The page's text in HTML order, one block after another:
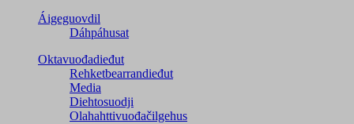
Áigeguovdil
Dáhpáhusat
Oktavuođadieđut
Rehketbearrandieđut
Media
Diehtosuodji
Olahahttivuođačilgehus